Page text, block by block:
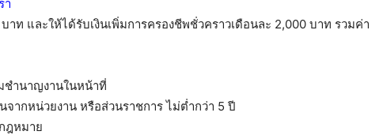
า
ท และให้ได้รับเงินเพิ่มการครองชีพชั่วคราวเดือนละ 2,000 บาท รวมค่า
ชำนาญงานในหน้าที่
จากหน่วยงาน หรือส่วนราชการ ไม่ต่ำกว่า 5 ปี
ฎหมาย